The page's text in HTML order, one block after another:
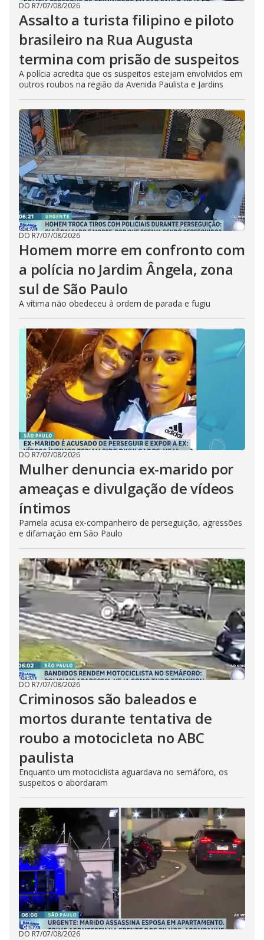
DO R7/07/08/2026
Assalto a turista filipino e piloto
brasileiro na Rua Augusta
termina com prisão de suspeitos
A polícia acredita que os suspeitos estejam envolvidos em
outros roubos na região da Avenida Paulista e Jardins
DO R7/07/08/2026
Homem morre em confronto com
a polícia no Jardim Ângela, zona
sul de São Paulo
A vítima não obedeceu à ordem de parada e fugiu
DO R7/07/08/2026
Mulher denuncia ex-marido por
ameaças e divulgação de vídeos
íntimos
Pamela acusa ex-companheiro de perseguição, agressões
e difamação em São Paulo
DO R7/07/08/2026
Criminosos são baleados e
mortos durante tentativa de
roubo a motocicleta no ABC
paulista
Enquanto um motociclista aguardava no semáforo, os
suspeitos o abordaram
DO R7/07/08/2026